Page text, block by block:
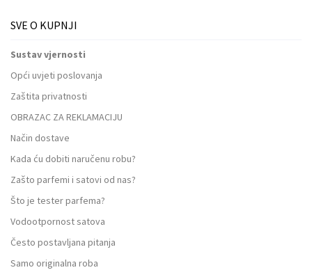
SVE O KUPNJI
Sustav vjernosti
Opći uvjeti poslovanja
Zaštita privatnosti
OBRAZAC ZA REKLAMACIJU
Način dostave
Kada ću dobiti naručenu robu?
Zašto parfemi i satovi od nas?
Što je tester parfema?
Vodootpornost satova
Često postavljana pitanja
Samo originalna roba